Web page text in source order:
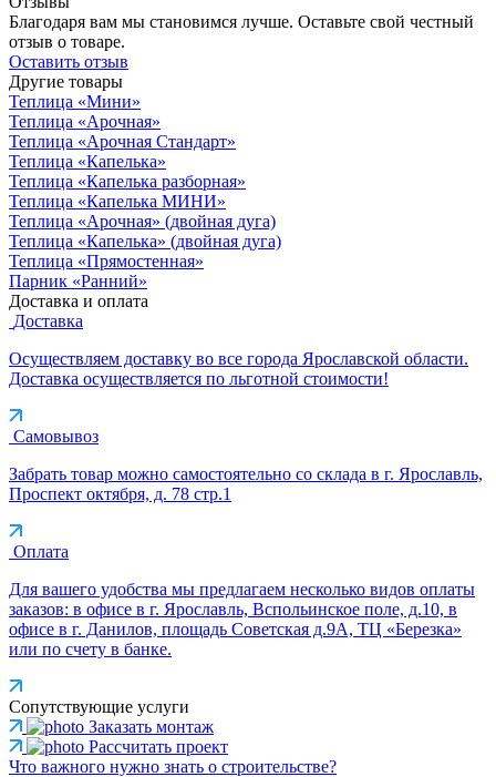
Благодаря вам мы становимся лучше. Оставьте свой честный
отзыв о товаре.
Оставить отзыв
Другие товары
Теплица «Мини»
Теплица «Арочная»
Теплица «Арочная Cтандарт»
Теплица «Капелька»
Теплица «Капелька разборная»
Теплица «Капелька МИНИ»
Теплица «Арочная» (двойная дуга)
Теплица «Капелька» (двойная дуга)
Теплица «Прямостенная»
Парник «Ранний»
Доставка и оплата
Доставка
Осуществляем доставку во все города Ярославской области.
Доставка осуществляется по льготной стоимости!
Самовывоз
Забрать товар можно самостоятельно со склада в г. Ярославль,
Проспект октября, д. 78 стр.1
Оплата
Для вашего удобства мы предлагаем несколько видов оплаты
заказов: в офисе в г. Ярославль, Вспольинское поле, д.10, в
офисе в г. Данилов, площадь Советская д.9А, ТЦ «Березка»
или по счету в банке.
Сопутствующие услуги
Заказать монтаж
Рассчитать проект
Что важного нужно знать о строительстве?